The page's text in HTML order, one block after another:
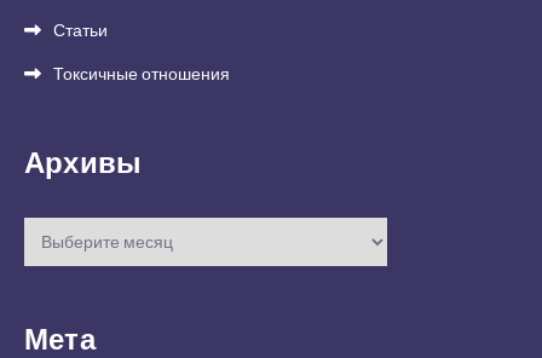
Статьи
Токсичные отношения
Архивы
Архивы
Мета